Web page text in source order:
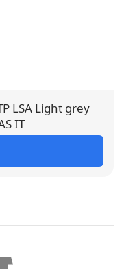
LSA Light grey
IT